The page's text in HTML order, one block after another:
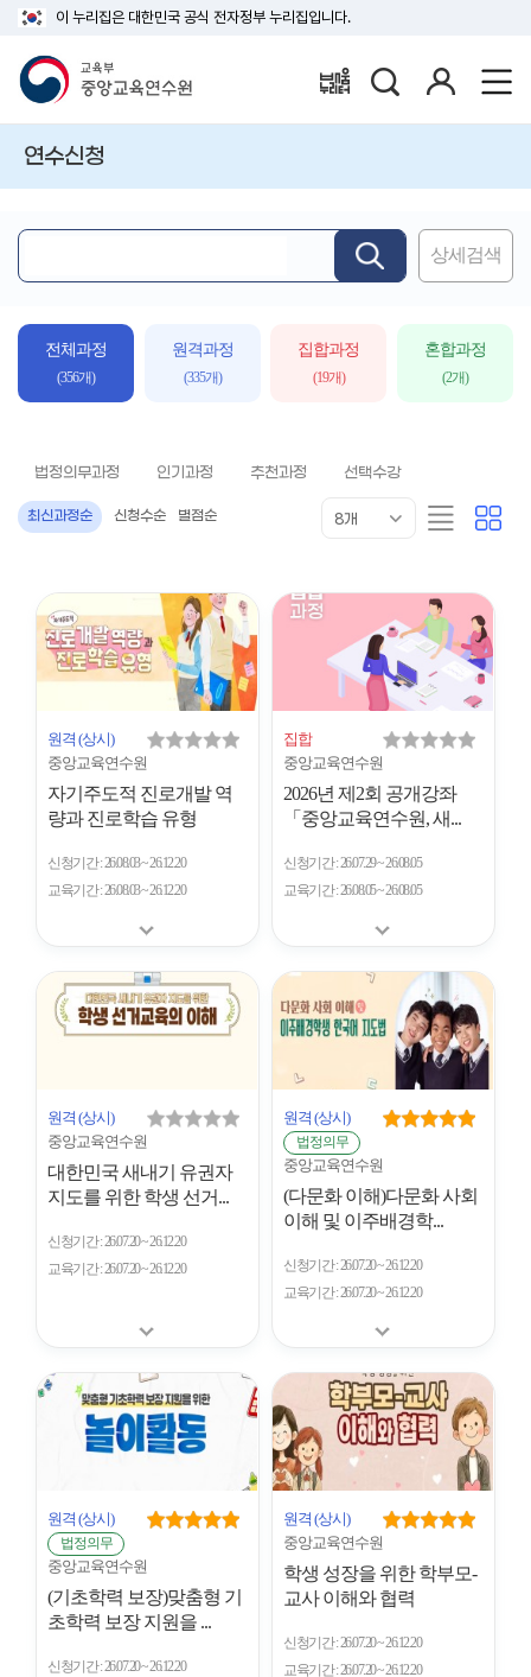
이 누리집은 대한민국 공식 전자정부 누리집입니다.
배움누리터
연수신청
심
상세검색
전체과정
(356개)
원격과정
(335개)
집합과정
(19개)
혼합과정
(2개)
법정의무과정 인기과정 추천과정 선택수강
최신과정순 신청수순 별점순
개
수
8개
리
스
카
드
원격 (상시)
중앙교육연수원
자기주도적 진로개발 역
량과 진로학습 유형
신청기간 26.08.03 ~ 26.12.20
교육기간 26.08.03 ~ 26.12.20
집합
중앙교육연수원
2026년 제2회 공개강좌
「중앙교육연수원, 새...
신청기간 26.07.29 ~ 26.08.05
교육기간 26.08.05 ~ 26.08.05
원격 (상시)
중앙교육연수원
대한민국 새내기 유권자
지도를 위한 학생 선거...
신청기간 26.07.20 ~ 26.12.20
교육기간 26.07.20 ~ 26.12.20
원격 (상시)
법정의무
중앙교육연수원
(다문화 이해)다문화 사회
이해 및 이주배경학...
신청기간 26.07.20 ~ 26.12.20
교육기간 26.07.20 ~ 26.12.20
원격 (상시)
법정의무
중앙교육연수원
(기초학력 보장)맞춤형 기
초학력 보장 지원을 ...
신청기간 26.07.20 ~ 26.12.20
원격 (상시)
중앙교육연수원
학생 성장을 위한 학부모-
교사 이해와 협력
신청기간 26.07.20 ~ 26.12.20
교육기간 26.07.20 ~ 26.12.20